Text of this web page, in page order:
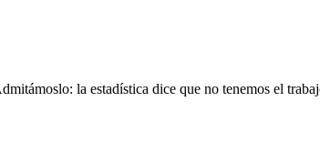
la estadística dice que no tenemos el